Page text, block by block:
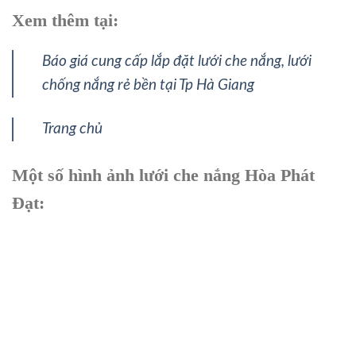
Xem thêm tại:
Báo giá cung cấp lắp đặt lưới che nắng, lưới
chống nắng rẻ bền tại Tp Hà Giang
Trang chủ
Một số hình ảnh lưới che nắng Hòa Phát
Đạt: